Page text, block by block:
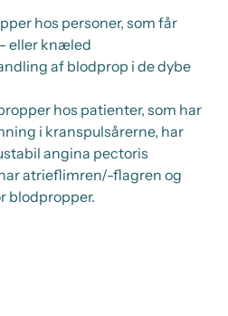
hos personer, som får
eller knæled
af blodprop i de dybe
hos patienter, som har
i kranspulsårerne, har
angina pectoris
atrieflimren/-flagren og
blodpropper.